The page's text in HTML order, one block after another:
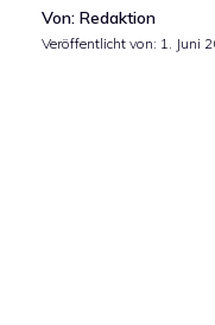
Von: Redaktion
Veröffentlicht von: 1. Juni